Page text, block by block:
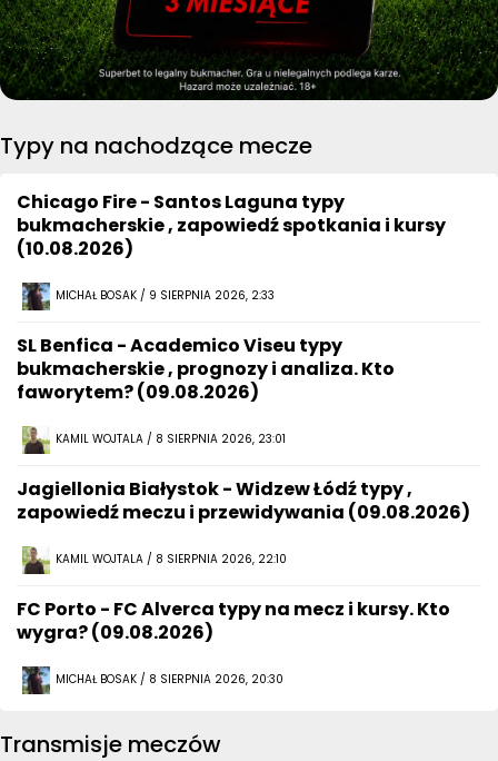
Typy na nachodzące mecze
Chicago Fire - Santos Laguna typy
bukmacherskie , zapowiedź spotkania i kursy
(10.08.2026)
MICHAŁ BOSAK / 9 SIERPNIA 2026, 2:33
SL Benfica - Academico Viseu typy
bukmacherskie , prognozy i analiza. Kto
faworytem? (09.08.2026)
KAMIL WOJTALA / 8 SIERPNIA 2026, 23:01
Jagiellonia Białystok - Widzew Łódź typy ,
zapowiedź meczu i przewidywania (09.08.2026)
KAMIL WOJTALA / 8 SIERPNIA 2026, 22:10
FC Porto - FC Alverca typy na mecz i kursy. Kto
wygra? (09.08.2026)
MICHAŁ BOSAK / 8 SIERPNIA 2026, 20:30
Transmisje meczów